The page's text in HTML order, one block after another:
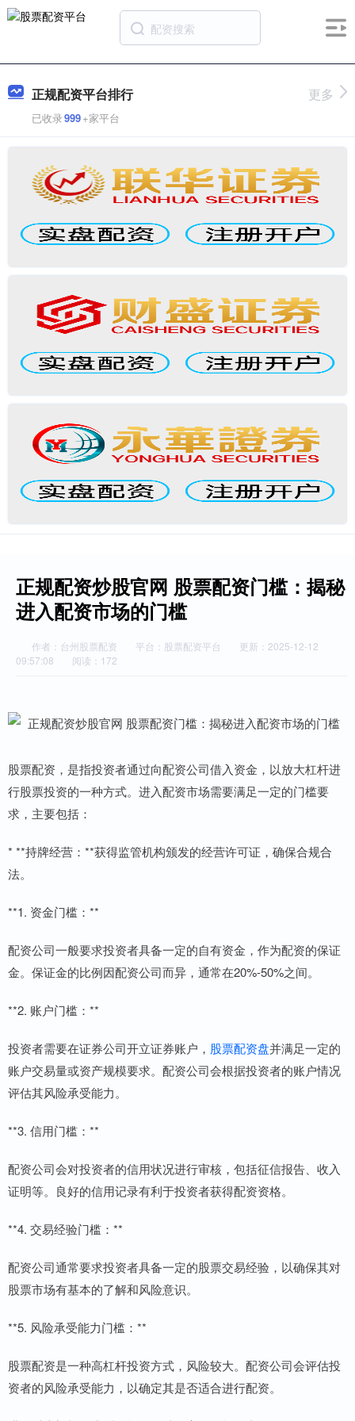
正规配资平台排行
已收录999+家平台
更多
正规配资炒股官网 股票配资门槛：揭秘
进入配资市场的门槛
作者：台州股票配资 平台：股票配资平台
更新：2025-12-12
09:57:08
阅读：172
股票配资，是指投资者通过向配资公司借入资金，以放大杠杆进
行股票投资的一种方式。进入配资市场需要满足一定的门槛要
求，主要包括：
* **持牌经营：**获得监管机构颁发的经营许可证，确保合规合
法。
**1. 资金门槛：**
配资公司一般要求投资者具备一定的自有资金，作为配资的保证
金。保证金的比例因配资公司而异，通常在20%-50%之间。
**2. 账户门槛：**
投资者需要在证券公司开立证券账户， 股票配资盘并满足一定的
账户交易量或资产规模要求。配资公司会根据投资者的账户情况
评估其风险承受能力。
**3. 信用门槛：**
配资公司会对投资者的信用状况进行审核，包括征信报告、收入
证明等。良好的信用记录有利于投资者获得配资资格。
**4. 交易经验门槛：**
配资公司通常要求投资者具备一定的股票交易经验，以确保其对
股票市场有基本的了解和风险意识。
**5. 风险承受能力门槛：**
股票配资是一种高杠杆投资方式，风险较大。配资公司会评估投
资者的风险承受能力，以确定其是否适合进行配资。